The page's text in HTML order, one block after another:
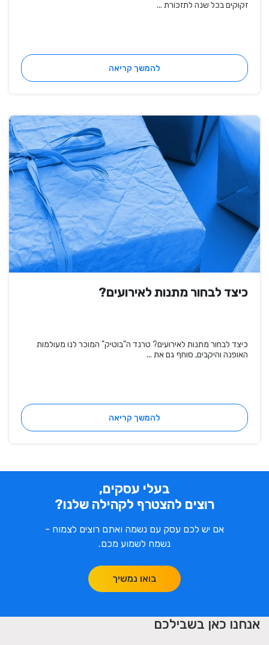
זקוקים בכל שנה לתזכורת ...
להמשך קריאה
כיצד לבחור מתנות לאירועים?
כיצד לבחור מתנות לאירועים? טרנד ה"בוטיק" המוכר לנו מעולמות
האופנה והיקבים, סוחף גם את ...
להמשך קריאה
בעלי עסקים,
רוצים להצטרף לקהילה שלנו?
אם יש לכם עסק עם נשמה ואתם רוצים לצמוח -
נשמח לשמוע מכם.
בואו נמשיך
אנחנו כאן בשבילכם